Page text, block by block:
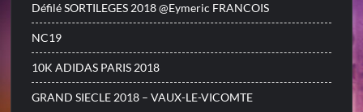
Défilé SORTILEGES 2018 @Eymeric FRANCOIS
NC19
10K ADIDAS PARIS 2018
GRAND SIECLE 2018 – VAUX-LE-VICOMTE